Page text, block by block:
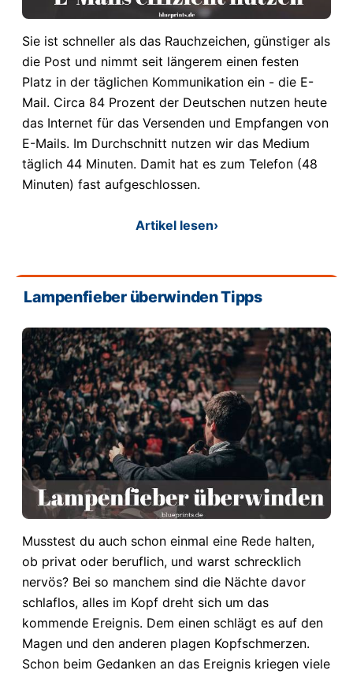
Sie ist schneller als das Rauchzeichen, günstiger als
die Post und nimmt seit längerem einen festen
Platz in der täglichen Kommunikation ein - die E-
Mail. Circa 84 Prozent der Deutschen nutzen heute
das Internet für das Versenden und Empfangen von
E-Mails. Im Durchschnitt nutzen wir das Medium
täglich 44 Minuten. Damit hat es zum Telefon (48
Minuten) fast aufgeschlossen.
Artikel lesen›
Lampenfieber überwinden Tipps
Musstest du auch schon einmal eine Rede halten,
ob privat oder beruflich, und warst schrecklich
nervös? Bei so manchem sind die Nächte davor
schlaflos, alles im Kopf dreht sich um das
kommende Ereignis. Dem einen schlägt es auf den
Magen und den anderen plagen Kopfschmerzen.
Schon beim Gedanken an das Ereignis kriegen viele